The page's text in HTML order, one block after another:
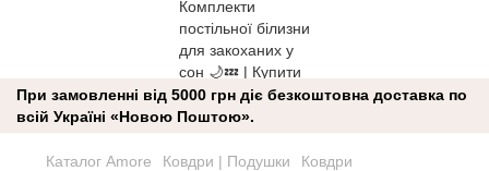
При замовленні від 5000 грн діє безкоштовна доставка по
всій Україні «Новою Поштою».
Каталог Amore Ковдри | Подушки Ковдри